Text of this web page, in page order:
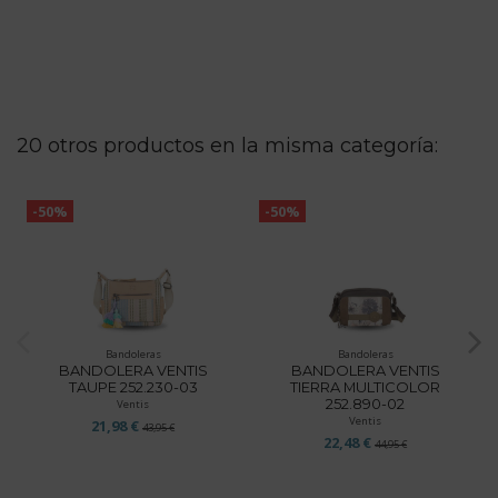
20 otros productos en la misma categoría:
-50%
Bandoleras
BANDOLERA VENTIS
TAUPE 252.230-03
Ventis
21,98 € 43,95 €
-50%
Bandoleras
BANDOLERA VENTIS
TIERRA MULTICOLOR
252.890-02
Ventis
22,48 € 44,95 €